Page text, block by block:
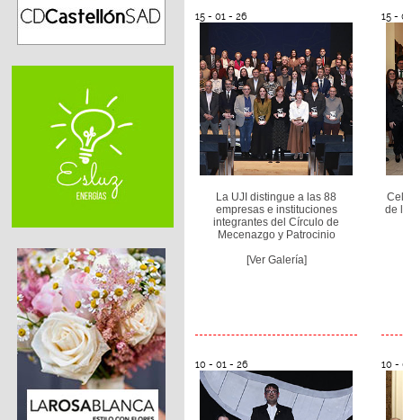
15 - 01 - 26
La UJI distingue a las 88
empresas e instituciones
integrantes del Círculo de
Mecenazgo y Patrocinio
[Ver Galería]
15 -
de
10 - 01 - 26 10 -